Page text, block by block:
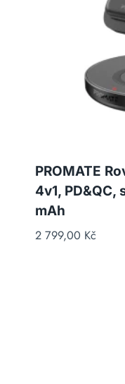
PROMATE
4v1,
mAh
2 799,00 Kč